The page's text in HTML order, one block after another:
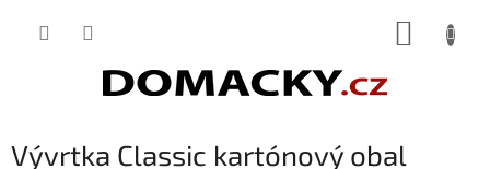
Vývrtka Classic kartónový obal